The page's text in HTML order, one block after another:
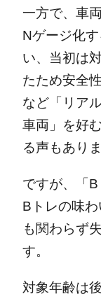
一方で、車
Nゲージ化
い、当初は
たため安全
など「リア
車両」を好
る声もありま
ですが、「
Bトレの味
も関わらず
す。
対象年齢は